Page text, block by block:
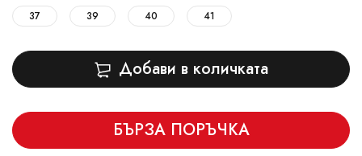
37 39 40 41
Добави в количката
БЪРЗА ПОРЪЧКА